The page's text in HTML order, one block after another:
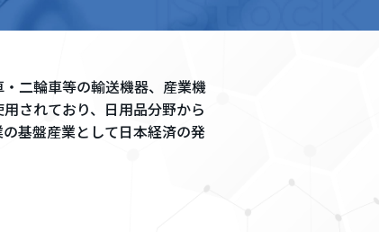
二輪車等の輸送機器、産業機
されており、日用品分野から
基盤産業として日本経済の発